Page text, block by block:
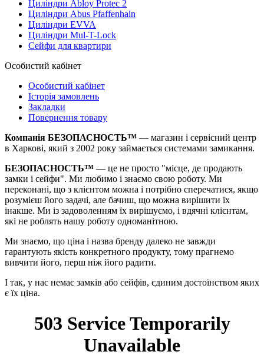
Циліндри Abloy Protec 2
Циліндри Abus Pfaffenhain
Циліндри EVVA
Циліндри Mul-T-Lock
Сейфи для квартири
Особистий кабінет
Особистий кабінет
Історія замовлень
Закладки
Повернення товару
Компанія БЕЗОПАСНОСТЬ™ — магазин і сервісний центр
в Харкові, який з 2002 року займається системами замикання.
БЕЗОПАСНОСТЬ™ — це не просто "місце, де продають
замки і сейфи". Ми любимо і знаємо свою роботу. Ми
переконані, що з клієнтом можна і потрібно сперечатися, якщо
розумієш його задачі, але бачиш, що можна вирішити їх
інакше. Ми із задоволенням їх вирішуємо, і вдячні клієнтам,
які не роблять нашу роботу одноманітною.
Ми знаємо, що ціна і назва бренду далеко не завжди
гарантують якість конкретного продукту, тому прагнемо
вивчити його, перш ніж його радити.
І так, у нас немає замків або сейфів, єдиним достоїнством яких
є їх ціна.